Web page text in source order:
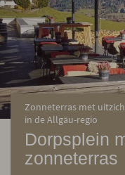
BOOKING
Zonneterras met
in de Allgäu-regio
Dorpsplein
zonneterras